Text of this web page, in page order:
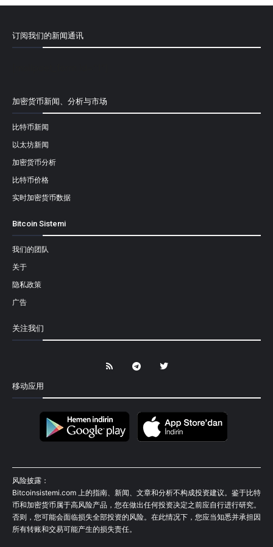
订阅我们的新闻通讯
加密货币新闻、分析与市场
比特币新闻
以太坊新闻
加密货币分析
比特币价格
实时加密货币数据
Bitcoin Sistemi
我们的团队
关于
隐私政策
广告
关注我们
移动应用
风险披露：
Bitcoinsistemi.com 上的指南、新闻、文章和分析不构成投资建议。鉴于比特
币和加密货币属于高风险产品，您在做出任何投资决定之前应自行进行研究。
否则，您可能会面临损失全部投资的风险。在此情况下，您应当知悉并承担因
所有转账和交易可能产生的损失责任。